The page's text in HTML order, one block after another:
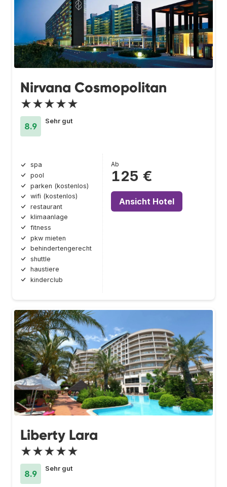
Nirvana Cosmopolitan
★★★★★
8.9
Sehr gut
spa
pool
parken (kostenlos)
wifi (kostenlos)
restaurant
klimaanlage
fitness
pkw mieten
behindertengerecht
shuttle
haustiere
kinderclub
Ab
125 €
Ansicht Hotel
Liberty Lara
★★★★★
8.9
Sehr gut